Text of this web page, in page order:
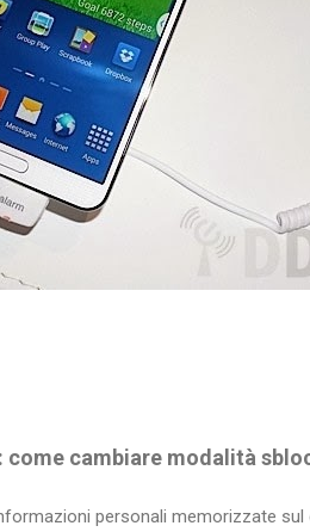
come cambiare modalità
personali memorizzate